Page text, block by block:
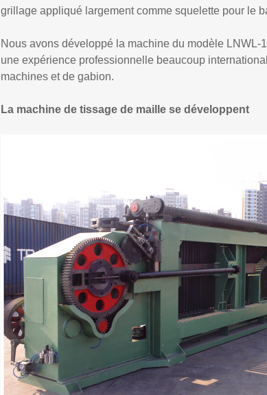
grillage appliqué largement comme squelette pour le
Nous avons développé la machine du modèle
une expérience professionnelle beaucoup
machines et de gabion.
La machine de tissage de maille se développent